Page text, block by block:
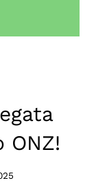
ONZ!